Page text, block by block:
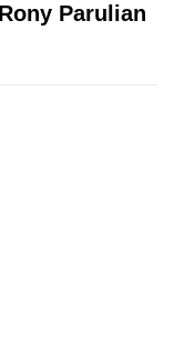
Parulian